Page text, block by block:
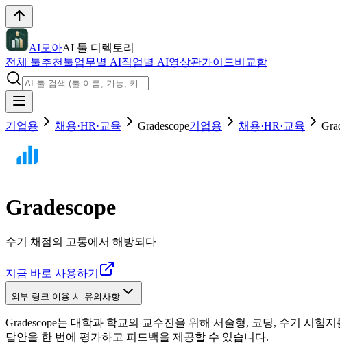
AI모아AI 툴 디렉토리
전체 툴추천툴업무별 AI직업별 AI영상관가이드비교함
기업용 채용·HR·교육 Gradescope기업용 채용·HR·교육
Gradescope
수기 채점의 고통에서 해방되다
지금 바로 사용하기
외부 링크 이용 시 유의사항
Gradescope는 대학과 학교의 교수진을 위해 서술형, 코딩, 수기 시
답안을 한 번에 평가하고 피드백을 제공할 수 있습니다.